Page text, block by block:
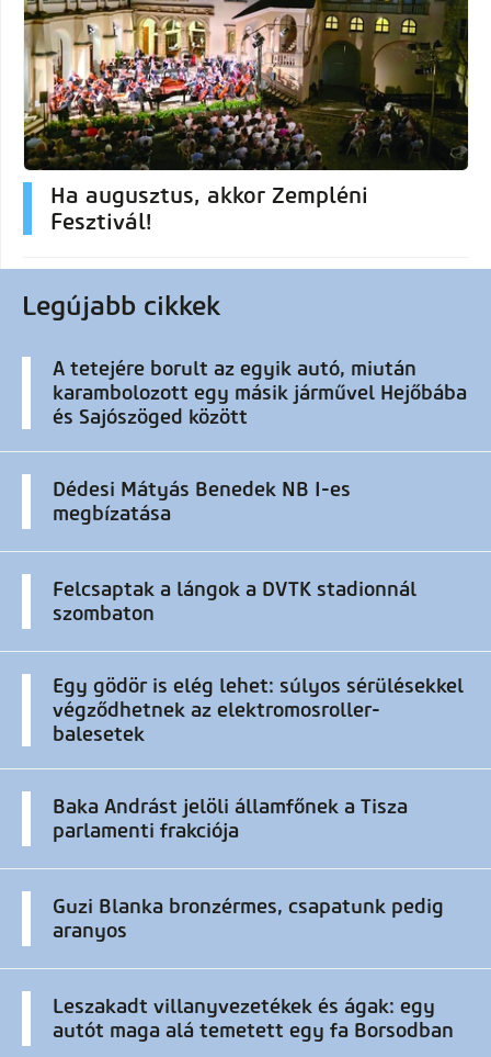
Ha augusztus, akkor Zempléni
Fesztivál!
Legújabb cikkek
A tetejére borult az egyik autó, miután
karambolozott egy másik járművel Hejőbába
és Sajószöged között
Dédesi Mátyás Benedek NB I-es
megbízatása
Felcsaptak a lángok a DVTK stadionnál
szombaton
Egy gödör is elég lehet: súlyos sérülésekkel
végződhetnek az elektromosroller-
balesetek
Baka Andrást jelöli államfőnek a Tisza
parlamenti frakciója
Guzi Blanka bronzérmes, csapatunk pedig
aranyos
Leszakadt villanyvezetékek és ágak: egy
autót maga alá temetett egy fa Borsodban